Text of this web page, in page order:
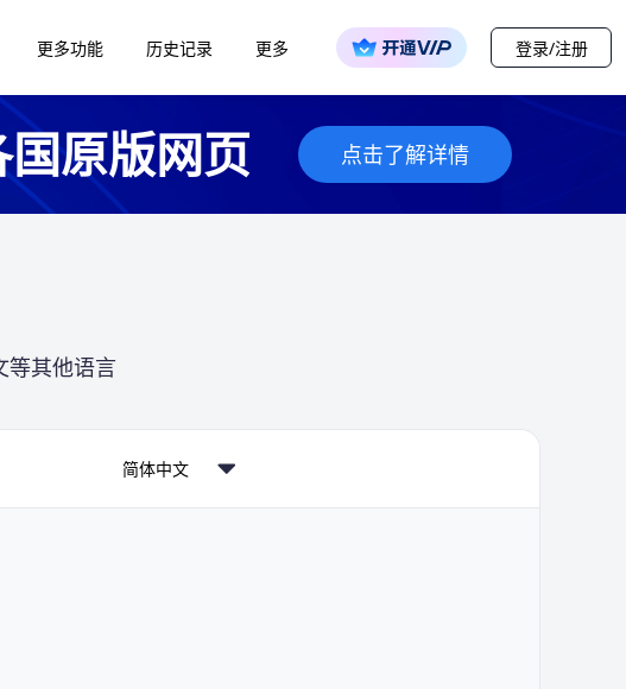
更多功能 历史记录 更多 登录/注册
原版网页 点击了解详情
等其他语言
简体中文